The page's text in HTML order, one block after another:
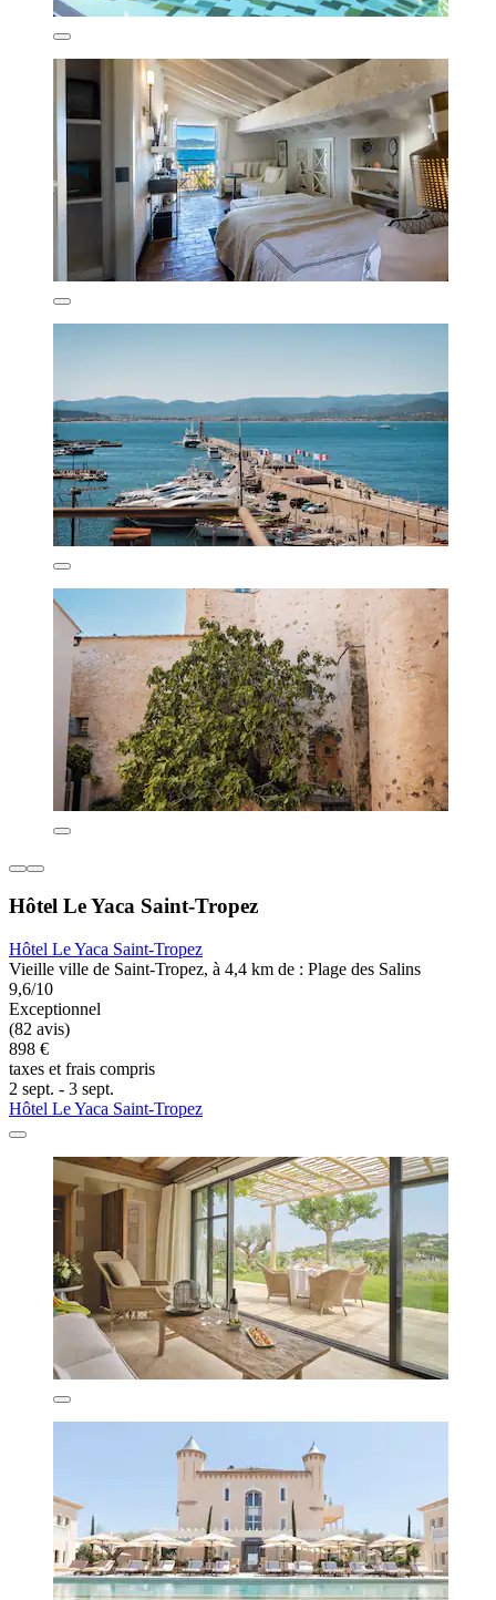
Hôtel Le Yaca Saint-Tropez
Hôtel Le Yaca Saint-Tropez
Vieille ville de Saint-Tropez, à 4,4 km de : Plage des Salins
9,6/10
Exceptionnel
(82 avis)
898 €
taxes et frais compris
2 sept. - 3 sept.
Hôtel Le Yaca Saint-Tropez